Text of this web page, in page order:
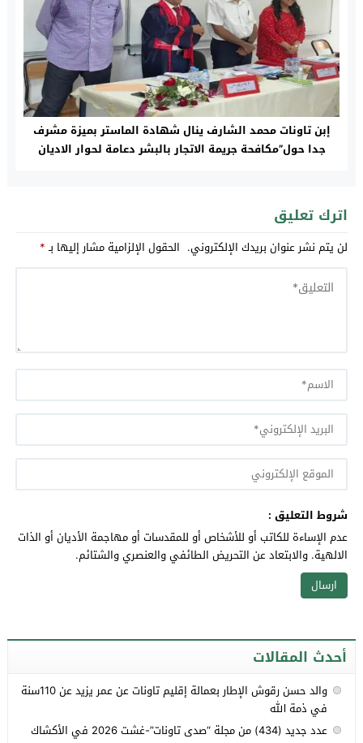
إبن تاونات محمد الشارف ينال شهادة الماستر بميزة مشرف
جدا حول”مكافحة جريمة الاتجار بالبشر دعامة لحوار الاديان
اترك تعليق
لن يتم نشر عنوان بريدك الإلكتروني. الحقول الإلزامية مشار إليها بـ*
شروط التعليق :
عدم الإساءة للكاتب أو للأشخاص أو للمقدسات أو مهاجمة الأديان أو الذات
الالهية. والابتعاد عن التحريض الطائفي والعنصري والشتائم.
أحدث المقالات
والد حسن رقوش الإطار بعمالة إقليم تاونات عن عمر يزيد عن 110سنة
في ذمة الله
عدد جديد (434) من مجلة “صدى تاونات”-غشت 2026 في الأكشاك